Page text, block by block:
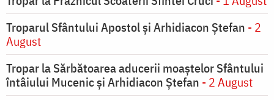
Troparul Sfântului Apostol și Arhidiacon Ștefan - 2
August
Tropar la Sărbătoarea aducerii moaştelor Sfântului
întâiului Mucenic şi Arhidiacon Ştefan - 2 August